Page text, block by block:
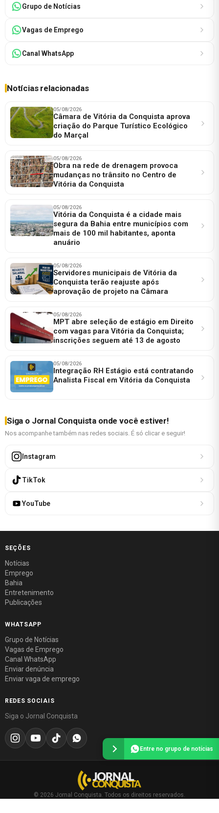
Grupo de Notícias
Vagas de Emprego
Canal WhatsApp
Notícias relacionadas
05/08/2026
Câmara de Vitória da Conquista aprova
criação do Parque Turístico Ecológico
do Marçal
05/08/2026
Obra na rede de drenagem provoca
mudanças no trânsito no Centro de
Vitória da Conquista
05/08/2026
Vitória da Conquista é a cidade mais
segura da Bahia entre municípios com
mais de 100 mil habitantes, aponta
anuário
05/08/2026
Servidores municipais de Vitória da
Conquista terão reajuste após
aprovação de projeto na Câmara
05/08/2026
MPT abre seleção de estágio em Direito
com vagas para Vitória da Conquista;
inscrições seguem até 13 de agosto
05/08/2026
Integração RH Estágio está contratando
Analista Fiscal em Vitória da Conquista
Siga o Jornal Conquista onde você estiver!
Nos acompanhe também nas redes sociais. É só clicar e seguir!
Instagram
TikTok
YouTube
SEÇÕES
Notícias
Emprego
Bahia
Entretenimento
Publicações
WHATSAPP
Grupo de Notícias
Vagas de Emprego
Canal WhatsApp
Enviar denúncia
Enviar vaga de emprego
REDES SOCIAIS
Siga o Jornal Conquista
© 2026 Jornal Conquista. Todos os direitos reservados.
Entre no grupo de notícias